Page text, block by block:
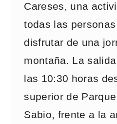
Careses, una
todas las
disfrutar de una
montaña. La
las 10:30 horas
superior de
Sabio, frente a la